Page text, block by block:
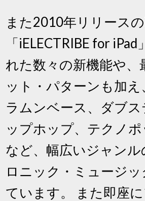
また2010年リリース
「iELECTRIBE for
れた数々の新機能や、
ット・パターンも加え
ラムンベース、ダブス
ップホップ、テクノ
など、幅広いジャンル
ロニック・ミュージッ
ています。 また即座